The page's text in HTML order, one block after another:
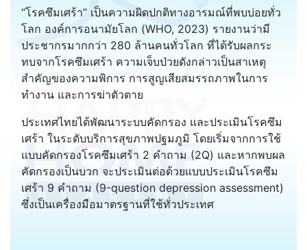
“โรคซึมเศร้า” เป็นความผิดปกติทางอารมณ์ที่พบบ่อยทั่ว
โลก องค์การอนามัยโลก (WHO, 2023) รายงานว่ามี
ประชากรมากกว่า 280 ล้านคนทั่วโลก ที่ได้รับผลกระ
ทบจากโรคซึมเศร้า ความเจ็บป่วยดังกล่าวเป็นสาเหตุ
สำคัญของความพิการ การสูญเสียสมรรถภาพในการ
ทำงาน และการฆ่าตัวตาย
ประเทศไทยได้พัฒนาระบบคัดกรอง และประเมินโรคซึม
เศร้า ในระดับบริการสุขภาพปฐมภูมิ โดยเริ่มจากการใช้
แบบคัดกรองโรคซึมเศร้า 2 คำถาม (2Q) และหากพบผล
คัดกรองเป็นบวก จะประเมินต่อด้วยแบบประเมินโรคซึม
เศร้า 9 คำถาม (9-question depression assessment)
ซึ่งเป็นเครื่องมือมาตรฐานที่ใช้ทั่วประเทศ